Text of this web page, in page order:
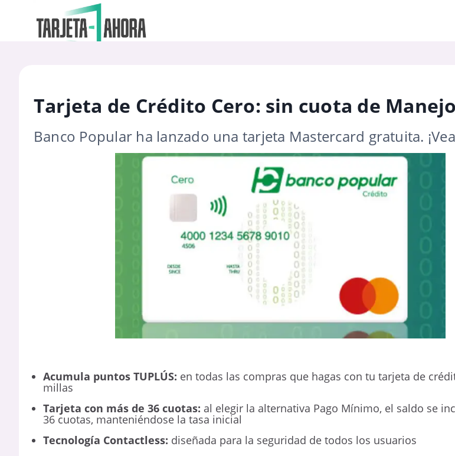
Tarjeta de Crédito Cero: sin cuota de Manejo
Banco Popular ha lanzado una tarjeta Mastercard gratuita.
Acumula puntos TUPLÚS: en todas las compras que hagas con tu tarjeta de
millas
Tarjeta con más de 36 cuotas: al elegir la alternativa Pago Mínimo, el saldo se
36 cuotas, manteniéndose la tasa inicial
Tecnología Contactless: diseñada para la seguridad de todos los usuarios